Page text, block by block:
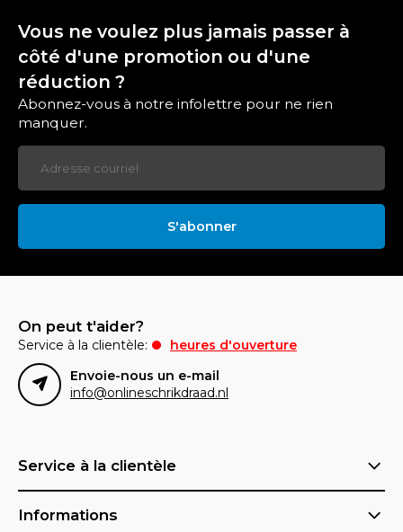
Vous ne voulez plus jamais passer à
côté d'une promotion ou d'une
réduction ?
Abonnez-vous à notre infolettre pour ne rien
manquer.
S'abonner
On peut t'aider?
Service à la clientèle:
heures d'ouverture
Envoie-nous un e-mail
info@onlineschrikdraad.nl
Service à la clientèle
Informations